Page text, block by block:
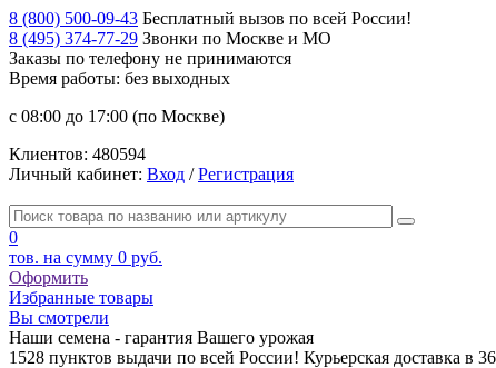
8 (800) 500-09-43 Бесплатный вызов по всей России!
8 (495) 374-77-29 Звонки по Москве и МО
Заказы по телефону не принимаются
Время работы: без выходных
с 08:00 до 17:00 (по Москве)
Клиентов: 480594
Личный кабинет: Вход /Регистрация
0
тов. на сумму 0 руб.
Оформить
Избранные товары
Вы смотрели
Наши семена - гарантия Вашего урожая
1528 пунктов выдачи по всей России! Курьерская доставка в